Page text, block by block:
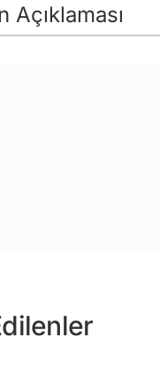
Açıklaması